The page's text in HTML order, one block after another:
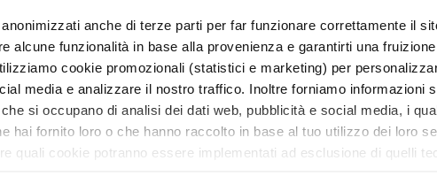
anche di terze parti per far funzionare correttamente il
alcune funzionalità in base alla provenienza e garantirti una
cookie promozionali (statistici e marketing) per
media e analizzare il nostro traffico. Inoltre forniamo informazioni
si occupano di analisi dei dati web, pubblicità e social media, i
hai fornito loro o che hanno raccolto in base al tuo utilizzo dei loro
quali cookie potranno essere implementati ad esclusione di quelli
e come tali devono conoscere le
loro business. L’obiettivo di questo
con i propri consulenti, il futuro dello
coerente con gli obiettivi e le
gestione finanziaria, dal patrimonio
relazionarsi con il lato economico-